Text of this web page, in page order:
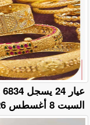
السبت 8 أغسطس 2026